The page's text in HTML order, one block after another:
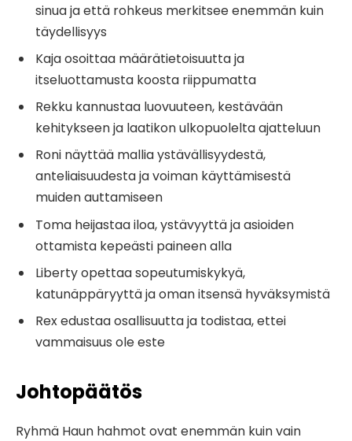
sinua ja että rohkeus merkitsee enemmän kuin
täydellisyys
Kaja osoittaa määrätietoisuutta ja
itseluottamusta koosta riippumatta
Rekku kannustaa luovuuteen, kestävään
kehitykseen ja laatikon ulkopuolelta ajatteluun
Roni näyttää mallia ystävällisyydestä,
anteliaisuudesta ja voiman käyttämisestä
muiden auttamiseen
Toma heijastaa iloa, ystävyyttä ja asioiden
ottamista kepeästi paineen alla
Liberty opettaa sopeutumiskykyä,
katunäppäryyttä ja oman itsensä hyväksymistä
Rex edustaa osallisuutta ja todistaa, ettei
vammaisuus ole este
Johtopäätös
Ryhmä Haun hahmot ovat enemmän kuin vain